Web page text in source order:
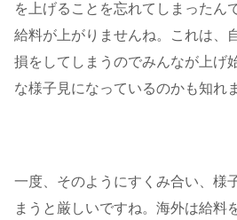
を上げることを忘れてしまったん
給料が上がりませんね。これは、
損をしてしまうのでみんなが上げ
な様子見になっているのかも知れ
一度、そのようにすくみ合い、様
まうと厳しいですね。海外は給料